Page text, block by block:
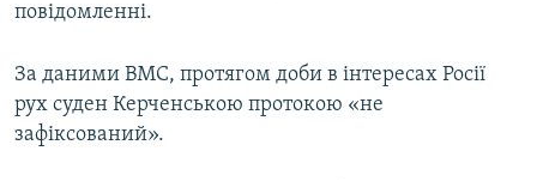
повідомленні.
За даними ВМС, протягом доби в інтересах Росії
рух суден Керченською протокою «не
зафіксований».